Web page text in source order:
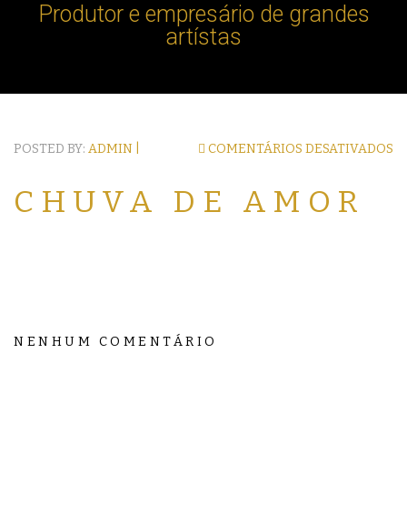
Produtor e empresário de grandes
artístas
POSTED BY: ADMIN | COMENTÁRIOS DESATIVADOS
CHUVA DE AMOR
NENHUM COMENTÁRIO